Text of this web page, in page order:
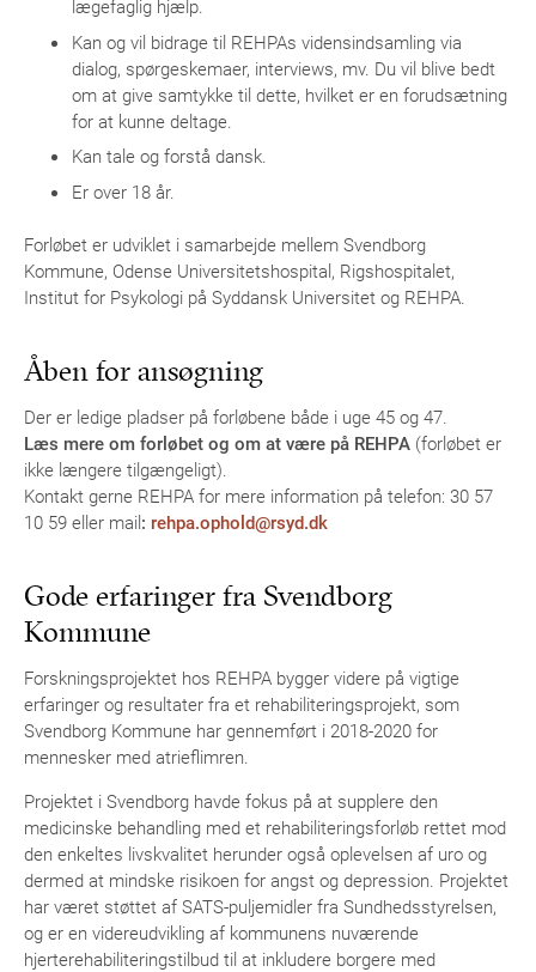
lægefaglig hjælp.
Kan og vil bidrage til REHPAs vidensindsamling via
dialog, spørgeskemaer, interviews, mv. Du vil blive bedt
om at give samtykke til dette, hvilket er en forudsætning
for at kunne deltage.
Kan tale og forstå dansk.
Er over 18 år.
Forløbet er udviklet i samarbejde mellem Svendborg
Kommune, Odense Universitetshospital, Rigshospitalet,
Institut for Psykologi på Syddansk Universitet og REHPA.
Åben for ansøgning
Der er ledige pladser på forløbene både i uge 45 og 47.
Læs mere om forløbet og om at være på REHPA (forløbet er
ikke længere tilgængeligt).
Kontakt gerne REHPA for mere information på telefon: 30 57
10 59 eller mail: rehpa.ophold@rsyd.dk
Gode erfaringer fra Svendborg
Kommune
Forskningsprojektet hos REHPA bygger videre på vigtige
erfaringer og resultater fra et rehabiliteringsprojekt, som
Svendborg Kommune har gennemført i 2018-2020 for
mennesker med atrieflimren.
Projektet i Svendborg havde fokus på at supplere den
medicinske behandling med et rehabiliteringsforløb rettet mod
den enkeltes livskvalitet herunder også oplevelsen af uro og
dermed at mindske risikoen for angst og depression. Projektet
har været støttet af SATS-puljemidler fra Sundhedsstyrelsen,
og er en videreudvikling af kommunens nuværende
hjerterehabiliteringstilbud til at inkludere borgere med